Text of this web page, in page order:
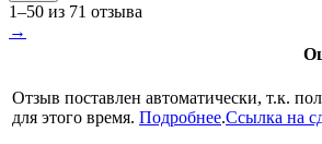
1–50 из 71 отзыва
→
Отзыв поставлен автоматически, т.к.
для этого время. Подробнее.Ссылка на